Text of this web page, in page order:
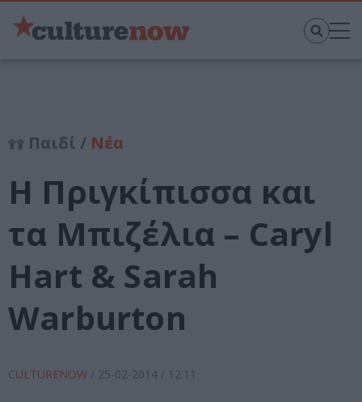
Παιδί / Νέα
Η Πριγκίπισσα και
τα Μπιζέλια – Caryl
Hart & Sarah
Warburton
CULTURENOW / 25-02-2014 / 12:11